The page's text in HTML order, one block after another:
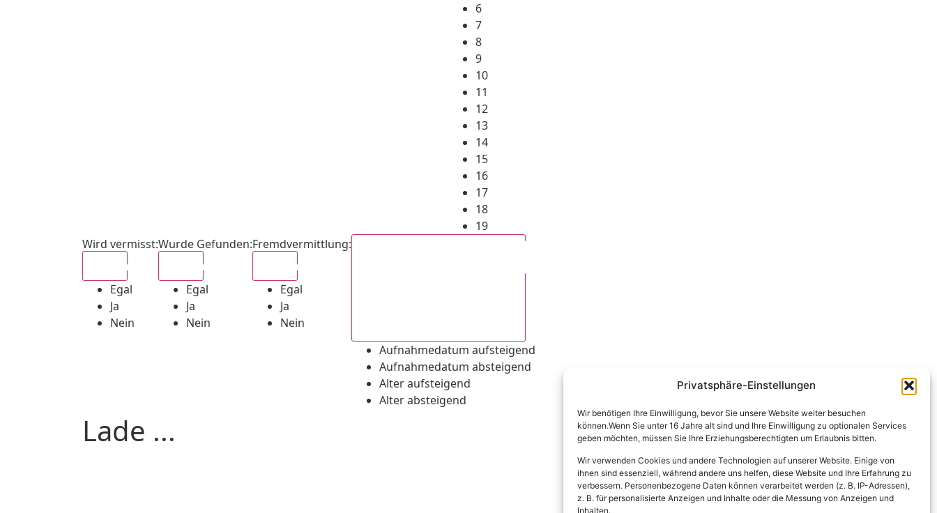
Privatsphäre-Einstellungen
Wir benötigen Ihre Einwilligung, bevor Sie unsere Website weiter besuchen
können.Wenn Sie unter 16 Jahre alt sind und Ihre Einwilligung zu optionalen Services
geben möchten, müssen Sie Ihre Erziehungsberechtigten um Erlaubnis bitten.
Wir verwenden Cookies und andere Technologien auf unserer Website. Einige von
ihnen sind essenziell, während andere uns helfen, diese Website und Ihre Erfahrung zu
verbessern. Personenbezogene Daten können verarbeitet werden (z. B. IP-Adressen),
z. B. für personalisierte Anzeigen und Inhalte oder die Messung von Anzeigen und
Inhalten.
6
7
8
9
10
11
12
13
14
15
16
17
18
19
Wird vermisst:
Egal
Ja
Nein
Wurde Gefunden:
Egal
Ja
Nein
Fremdvermittlung:
Egal
Ja
Nein
Aufnahmedatum aufsteigend
Aufnahmedatum absteigend
Alter aufsteigend
Alter absteigend
Lade ...